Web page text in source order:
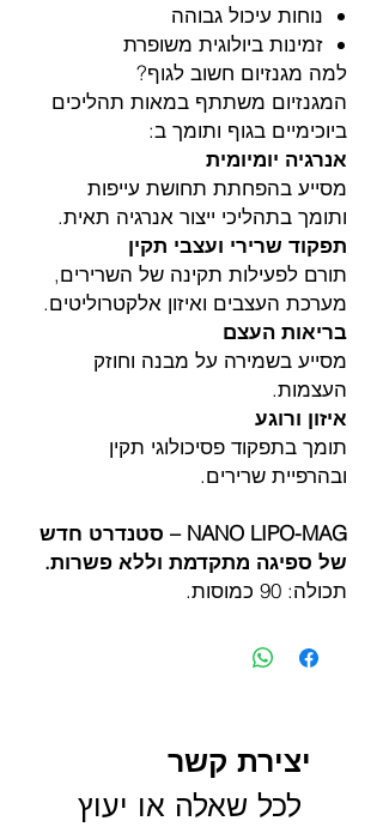
נוחות עיכול גבוהה
זמינות ביולוגית משופרת
למה מגנזיום חשוב לגוף?
המגנזיום משתתף במאות תהליכים
ביוכימיים בגוף ותומך ב:
אנרגיה יומיומית
מסייע בהפחתת תחושת עייפות
ותומך בתהליכי ייצור אנרגיה תאית.
תפקוד שרירי ועצבי תקין
תורם לפעילות תקינה של השרירים,
מערכת העצבים ואיזון אלקטרוליטים.
בריאות העצם
מסייע בשמירה על מבנה וחוזק
העצמות.
איזון ורוגע
תומך בתפקוד פסיכולוגי תקין
ובהרפיית שרירים.
NANO LIPO-MAG – סטנדרט חדש
של ספיגה מתקדמת וללא פשרות.
תכולה: 90 כמוסות.
יצירת קשר